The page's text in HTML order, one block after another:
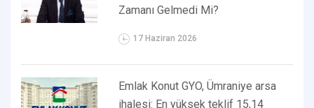
Zamanı Gelmedi Mi?
17 Haziran 2026
Emlak Konut GYO, Ümraniye arsa
ihalesi: En yüksek teklif 15,14